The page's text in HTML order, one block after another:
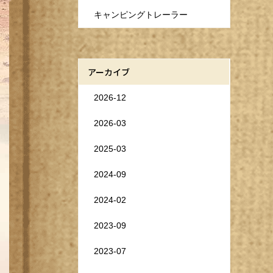
キャンピングトレーラー
アーカイブ
2026-12
2026-03
2025-03
2024-09
2024-02
2023-09
2023-07